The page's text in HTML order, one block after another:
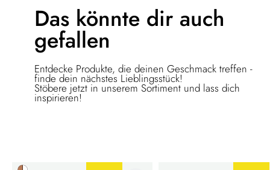
Das könnte dir auch
gefallen
Entdecke Produkte, die deinen Geschmack treffen -
finde dein nächstes Lieblingsstück!
Stöbere jetzt in unserem Sortiment und lass dich
inspirieren!